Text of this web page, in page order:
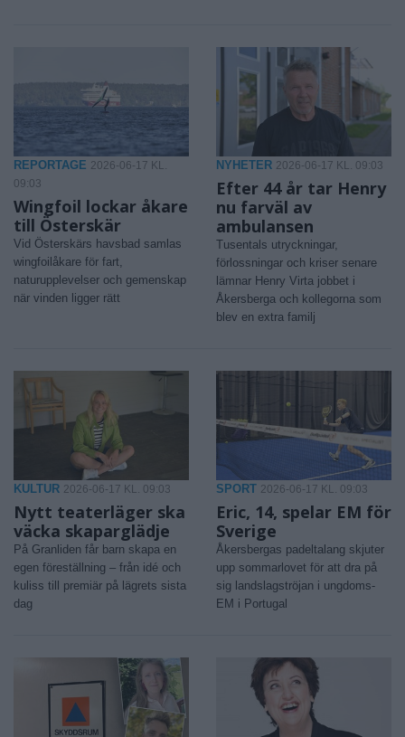
REPORTAGE 2026-06-17 KL.
09:03
Wingfoil lockar åkare
till Österskär
Vid Österskärs havsbad samlas
wingfoilåkare för fart,
naturupplevelser och gemenskap
när vinden ligger rätt
NYHETER 2026-06-17 KL. 09:03
Efter 44 år tar Henry
nu farväl av
ambulansen
Tusentals utryckningar,
förlossningar och kriser senare
lämnar Henry Virta jobbet i
Åkersberga och kollegorna som
blev en extra familj
KULTUR 2026-06-17 KL. 09:03
Nytt teaterläger ska
väcka skaparglädje
På Granliden får barn skapa en
egen föreställning – från idé och
kuliss till premiär på lägrets sista
dag
SPORT 2026-06-17 KL. 09:03
Eric, 14, spelar EM för
Sverige
Åkersbergas padeltalang skjuter
upp sommarlovet för att dra på
sig landslagströjan i ungdoms-
EM i Portugal